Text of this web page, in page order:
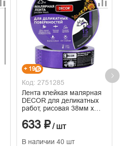
+ 19
Код: 2751285
Лента клейкая малярная
DECOR для деликатных
работ, рисовая 38мм х
633 ₽/ шт
В наличии 40 шт